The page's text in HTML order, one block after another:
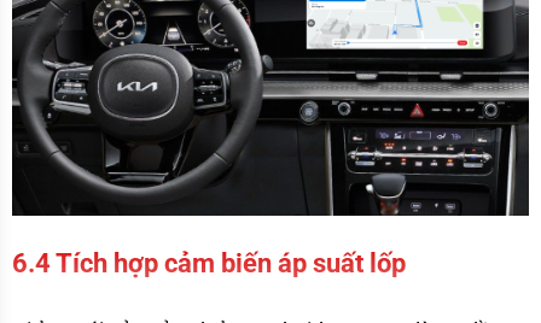
6.4 Tích hợp cảm biến áp suất lốp